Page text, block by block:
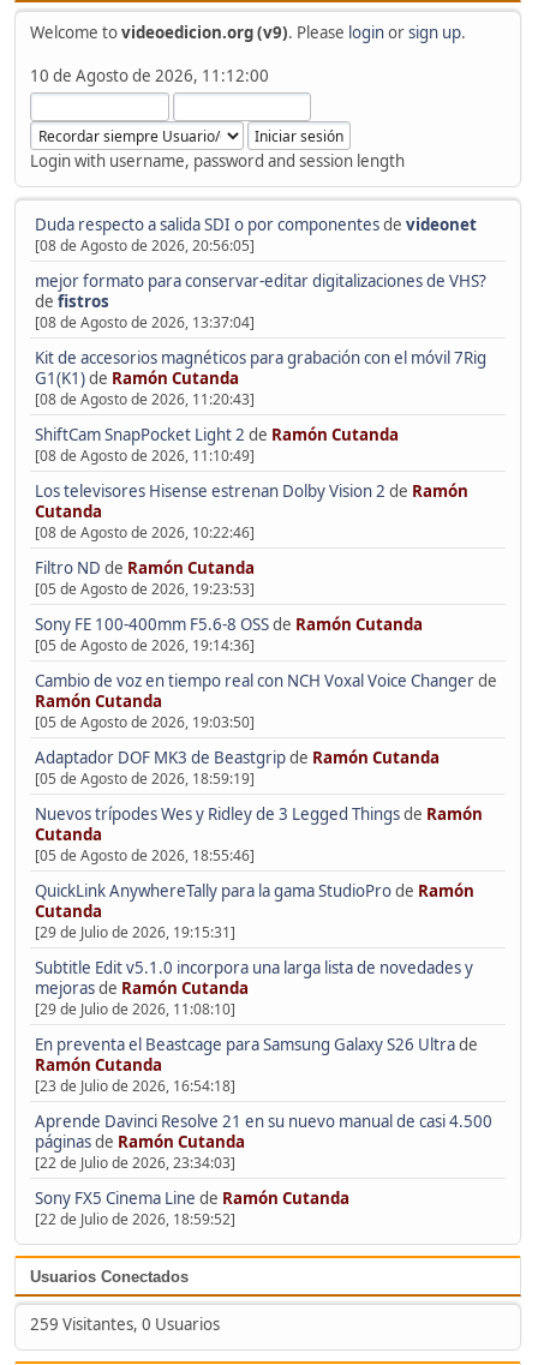
Welcome tovideoedicion.org (v9). Please loginorsign up.
10 de Agosto de 2026, 11:12:00
Login with username, password and session length
Duda respecto a salida SDI o por componentesde videonet
[08 de Agosto de 2026, 20:56:05]
mejor formato para conservar-editar digitalizaciones de VHS?
de fistros
[08 de Agosto de 2026, 13:37:04]
Kit de accesorios magnéticos para grabación con el móvil 7Rig
G1(K1)de Ramón Cutanda
[08 de Agosto de 2026, 11:20:43]
ShiftCam SnapPocket Light 2 de Ramón Cutanda
[08 de Agosto de 2026, 11:10:49]
Los televisores Hisense estrenan Dolby Vision 2 de Ramón
Cutanda
[08 de Agosto de 2026, 10:22:46]
Filtro ND de Ramón Cutanda
[05 de Agosto de 2026, 19:23:53]
Sony FE 100-400mm F5.6-8 OSSde Ramón Cutanda
[05 de Agosto de 2026, 19:14:36]
Cambio de voz en tiempo real con NCH Voxal Voice Changerde
Ramón Cutanda
[05 de Agosto de 2026, 19:03:50]
Adaptador DOF MK3 de Beastgripde Ramón Cutanda
[05 de Agosto de 2026, 18:59:19]
Nuevos trípodes Wes y Ridley de 3 Legged Thingsde Ramón
Cutanda
[05 de Agosto de 2026, 18:55:46]
QuickLink AnywhereTally para la gama StudioProde Ramón
Cutanda
[29 de Julio de 2026, 19:15:31]
Subtitle Edit v5.1.0 incorpora una larga lista de novedades y
mejorasde Ramón Cutanda
[29 de Julio de 2026, 11:08:10]
En preventa el Beastcage para Samsung Galaxy S26 Ultrade
Ramón Cutanda
[23 de Julio de 2026, 16:54:18]
Aprende Davinci Resolve 21 en su nuevo manual de casi 4.500
páginasde Ramón Cutanda
[22 de Julio de 2026, 23:34:03]
Sony FX5 Cinema Line de Ramón Cutanda
[22 de Julio de 2026, 18:59:52]
Usuarios Conectados
259 Visitantes, 0 Usuarios